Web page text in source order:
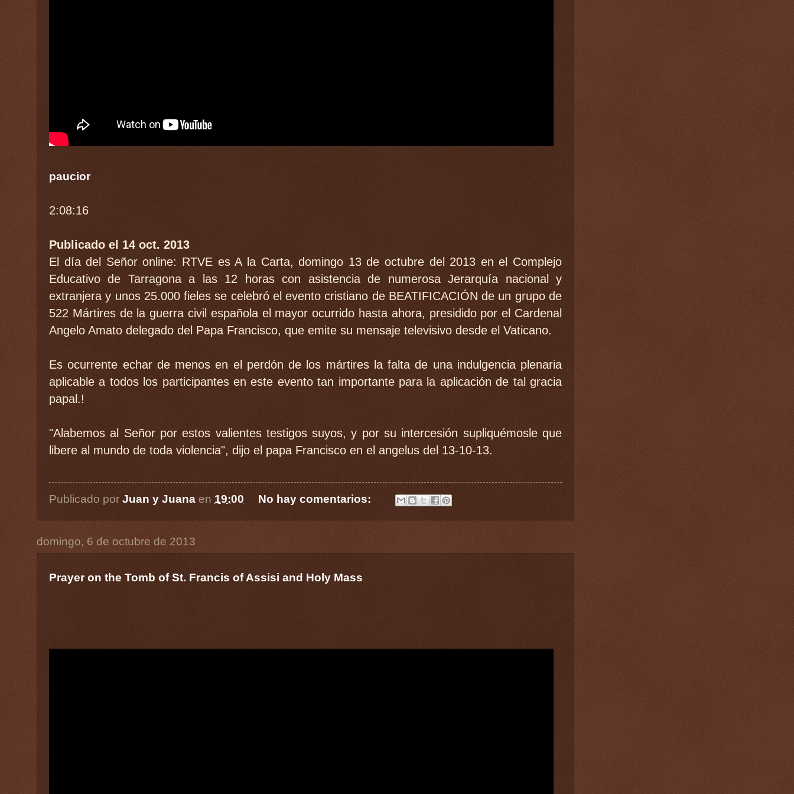
paucior
2:08:16
Publicado el 14 oct. 2013
El día del Señor online: RTVE es A la Carta, domingo 13 de octubre del 2013 en el Complejo
Educativo de Tarragona a las 12 horas con asistencia de numerosa Jerarquía nacional y
extranjera y unos 25.000 fieles se celebró el evento cristiano de BEATIFICACIÓN de un grupo de
522 Mártires de la guerra civil española el mayor ocurrido hasta ahora, presidido por el Cardenal
Angelo Amato delegado del Papa Francisco, que emite su mensaje televisivo desde el Vaticano.
Es ocurrente echar de menos en el perdón de los mártires la falta de una indulgencia plenaria
aplicable a todos los participantes en este evento tan importante para la aplicación de tal gracia
papal.!
"Alabemos al Señor por estos valientes testigos suyos, y por su intercesión supliquémosle que
libere al mundo de toda violencia", dijo el papa Francisco en el angelus del 13-10-13.
Publicado por Juan y Juana en 19:00 No hay comentarios:
domingo, 6 de octubre de 2013
Prayer on the Tomb of St. Francis of Assisi and Holy Mass